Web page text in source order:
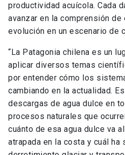
productividad acuícola. Cada
avanzar en la comprensión
evolución en un escenario de
“La Patagonia chilena es un
aplicar diversos temas
por entender cómo los
cambiando en la actualidad.
descargas de agua dulce en
procesos naturales que
cuánto de esa agua dulce va
atrapada en la costa y cuál ha